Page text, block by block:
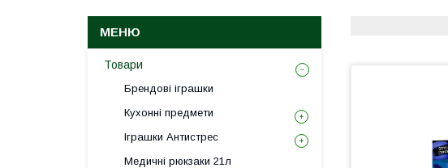
Товари
Брендові іграшки
Кухонні предмети
Іграшки Антистрес
Медичні рюкзаки 21л